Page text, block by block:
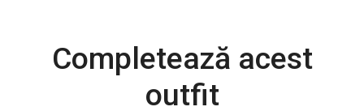
Completează acest
outfit